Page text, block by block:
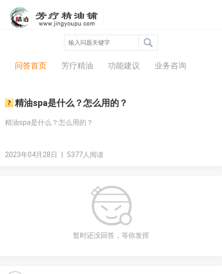
问答中心
问答首页 芳疗精油 功能建议 业务咨询
精油spa是什么？怎么用的？
精油spa是什么？怎么用的？
2023年04月28日 5377人阅读
暂时还没回答，等你发挥